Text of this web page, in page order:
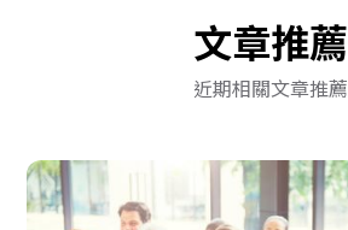
文章推薦
近期相關文章推薦